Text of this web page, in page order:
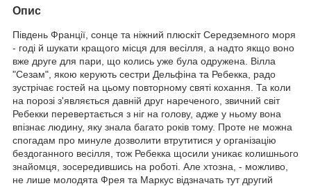
Опис
Південь Франції, сонце та ніжний плюскіт Середземного моря
- годі й шукати кращого місця для весілля, а надто якщо воно
вже друге для пари, що колись уже була одружена. Вілла
"Сезам", якою керують сестри Дельфіна та Ребекка, радо
зустрічає гостей на цьому повторному святі кохання. Та коли
на порозі з'являється давній друг нареченого, звичний світ
Ребекки перевертається з ніг на голову, адже у ньому вона
впізнає людину, яку знала багато років тому. Проте не можна
спогадам про минуле дозволити втрутитися у організацію
бездоганного весілля, тож Ребекка щосили уникає колишнього
знайомця, зосередившись на роботі. Але хтозна, - можливо,
не лише молодята Фрея та Маркус відзначать тут другий